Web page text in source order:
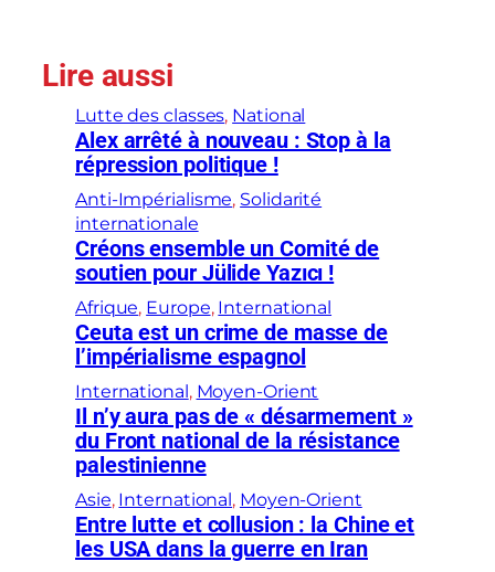
Lire aussi
Lutte des classes, National
Alex arrêté à nouveau : Stop à la
répression politique !
Anti-Impérialisme, Solidarité
internationale
Créons ensemble un Comité de
soutien pour Jülide Yazıcı !
Afrique, Europe, International
Ceuta est un crime de masse de
l’impérialisme espagnol
International , Moyen-Orient
Il n’y aura pas de « désarmement »
du Front national de la résistance
palestinienne
Asie, International , Moyen-Orient
Entre lutte et collusion : la Chine et
les USA dans la guerre en Iran